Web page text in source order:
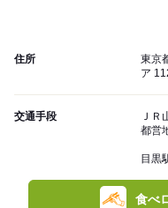
住所
東京
ア
交通手段
ＪＲ
都営
目黒
食べ